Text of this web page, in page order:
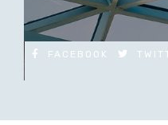
FACEBOOK